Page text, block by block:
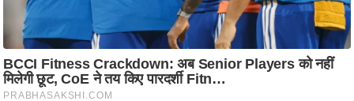
हि
मा
/
ध
र्म